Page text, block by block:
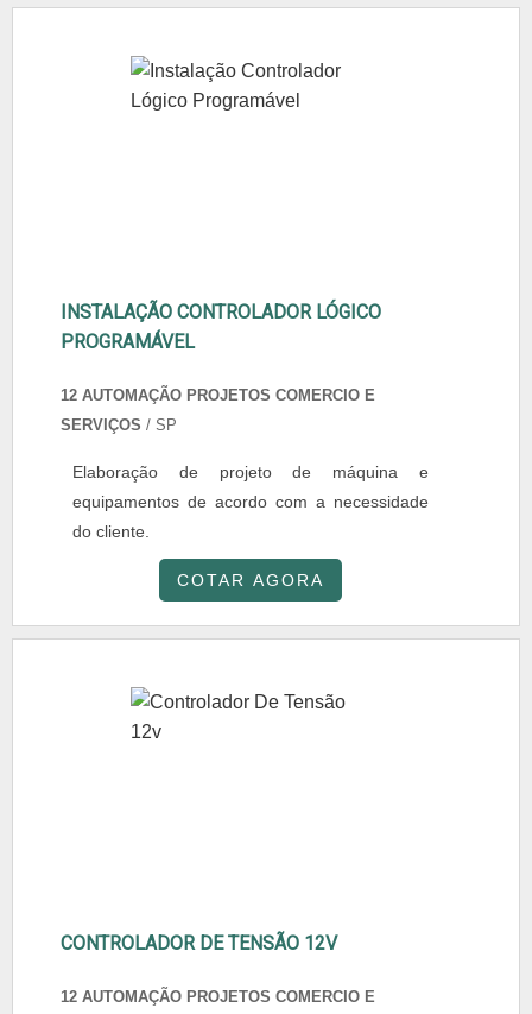
INSTALAÇÃO CONTROLADOR LÓGICO
PROGRAMÁVEL
12 AUTOMAÇÃO PROJETOS COMERCIO E
SERVIÇOS / SP
Elaboração de projeto de máquina e
equipamentos de acordo com a necessidade
do cliente.
COTAR AGORA
CONTROLADOR DE TENSÃO 12V
12 AUTOMAÇÃO PROJETOS COMERCIO E